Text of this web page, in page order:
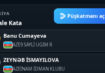
Kata
Püşkatmanı aç
Banu Cumayeva
AZE9 SAYLİ UGIM R
ZEYNƏB İSMAYILOVA
AZEİNAM İDMAN KLUBU